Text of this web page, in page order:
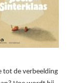
tot de verbeelding